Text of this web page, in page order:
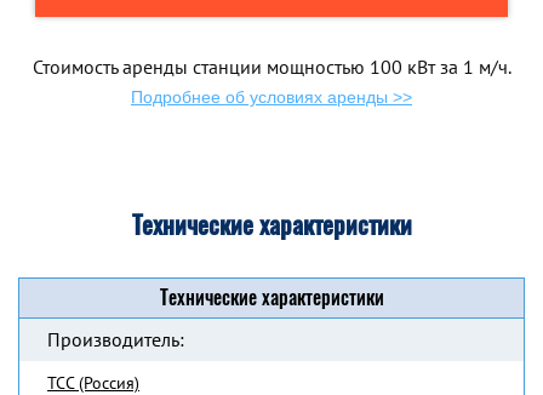
Стоимость аренды станции мощностью 100 кВт за 1 м/ч.
Подробнее об условиях аренды >>
Технические характеристики
Технические характеристики
Производитель:
ТСС (Россия)